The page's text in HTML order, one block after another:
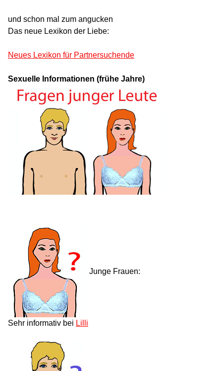
und schon mal zum angucken
Das neue Lexikon der Liebe:
Neues Lexikon für Partnersuchende
Sexuelle Informationen (frühe Jahre)
Junge Frauen:
Sehr informativ bei Lilli